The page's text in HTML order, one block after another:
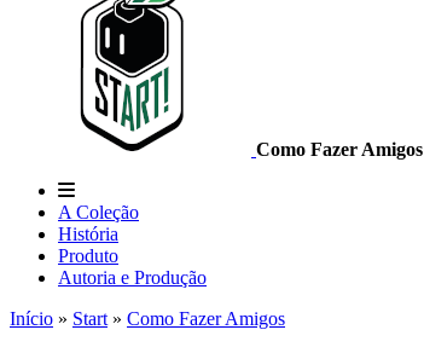
Como Fazer Amigos
A Coleção
História
Produto
Autoria e Produção
Início » Start » Como Fazer Amigos